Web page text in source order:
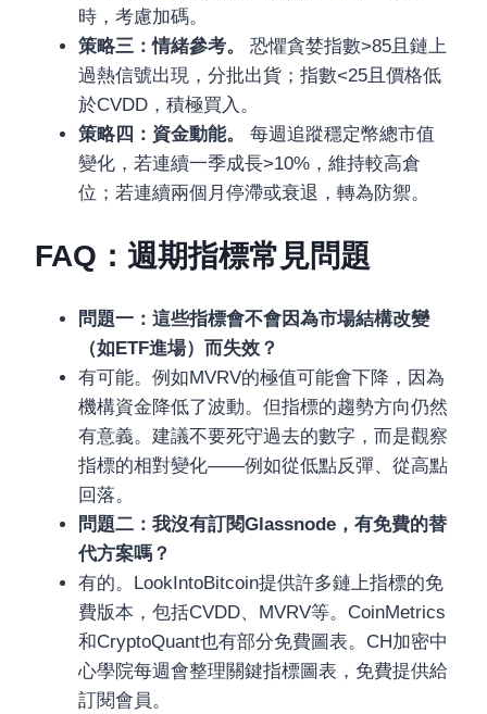
時，考慮加碼。
策略三：情緒參考。
恐懼貪婪指數>85且鏈上
過熱信號出現，分批出貨；指數<25且價格低
於CVDD，積極買入。
策略四：資金動能。
每週追蹤穩定幣總市值
變化，若連續一季成長>10%，維持較高倉
位；若連續兩個月停滯或衰退，轉為防禦。
FAQ：週期指標常見問題
問題一：這些指標會不會因為市場結構改變
（如ETF進場）而失效？
有可能。例如MVRV的極值可能會下降，因為
機構資金降低了波動。但指標的趨勢方向仍然
有意義。建議不要死守過去的數字，而是觀察
指標的相對變化——例如從低點反彈、從高點
回落。
問題二：我沒有訂閱Glassnode，有免費的替
代方案嗎？
有的。LookIntoBitcoin提供許多鏈上指標的免
費版本，包括CVDD、MVRV等。CoinMetrics
和CryptoQuant也有部分免費圖表。CH加密中
心學院每週會整理關鍵指標圖表，免費提供給
訂閱會員。